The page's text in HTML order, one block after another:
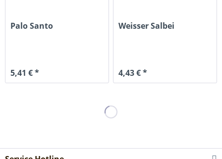
Palo Santo
5,41 € *
Weisser Salbei
4,43 € *